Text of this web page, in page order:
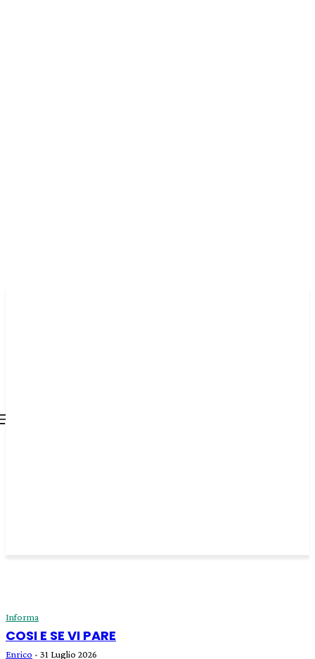
Informa
COSI E SE VI PARE
Enrico - 31 Luglio 2026